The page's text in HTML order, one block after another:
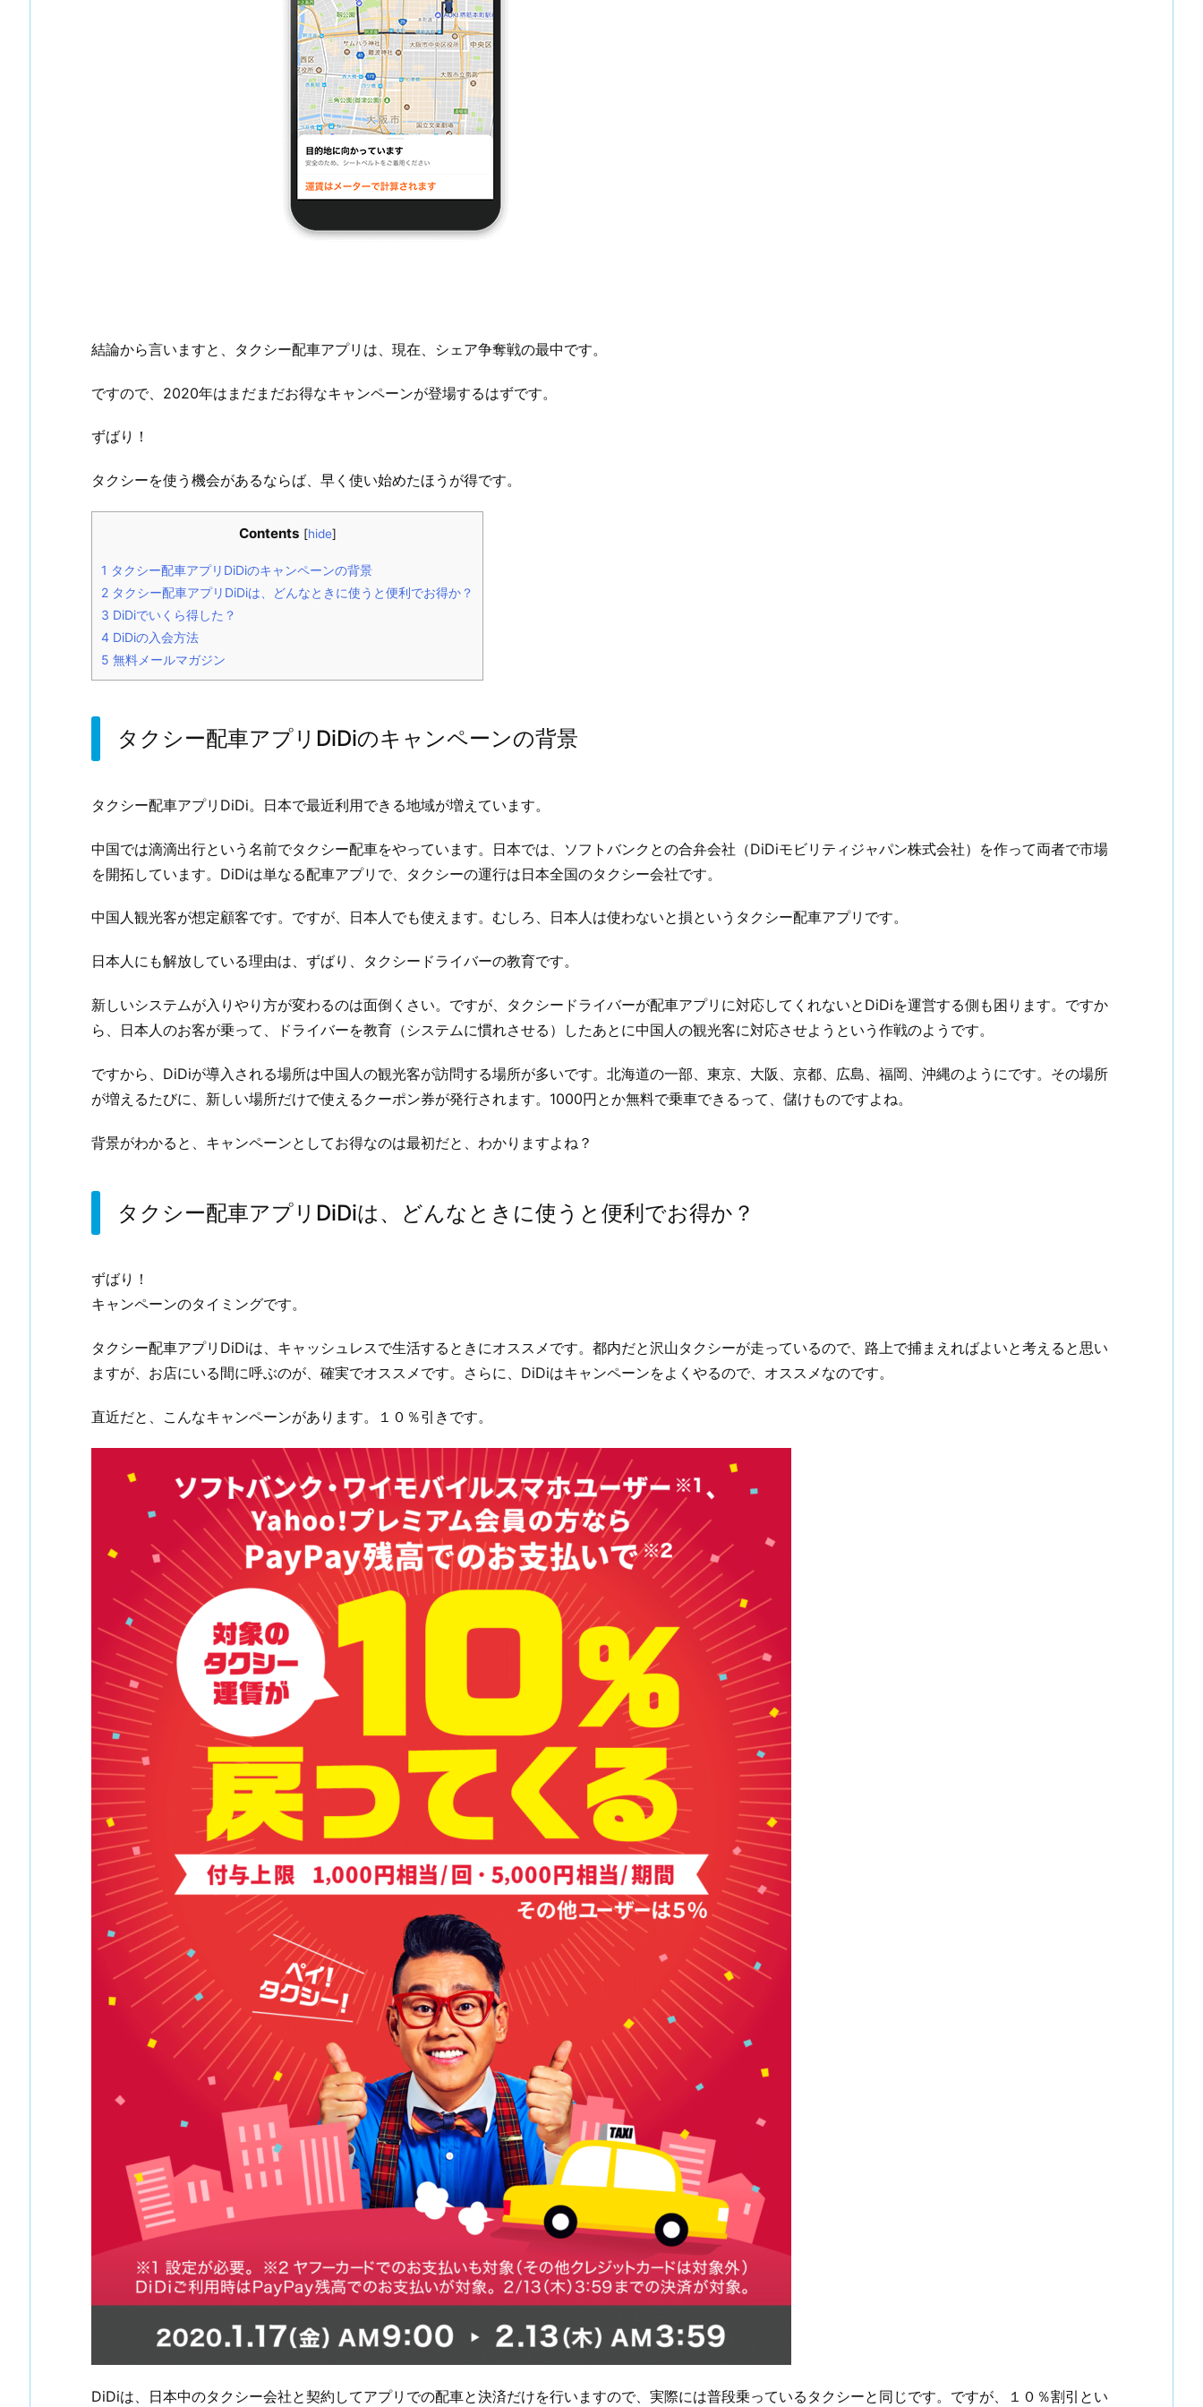
結論から言いますと、タクシー配車アプリは、現在、シェア争奪戦の最中です。
ですので、2020年はまだまだお得なキャンペーンが登場するはずです。
ずばり！
タクシーを使う機会があるならば、早く使い始めたほうが得です。
Contents [hide]
1 タクシー配車アプリDiDiのキャンペーンの背景
2 タクシー配車アプリDiDiは、どんなときに使うと便利でお得か？
3 DiDiでいくら得した？
4 DiDiの入会方法
5 無料メールマガジン
タクシー配車アプリDiDiのキャンペーンの背景
タクシー配車アプリDiDi。日本で最近利用できる地域が増えています。
中国では滴滴出行という名前でタクシー配車をやっています。日本では、ソフトバンクとの合弁会社（DiDiモビリティジャパン株式会社）を作って両者で市場
を開拓しています。DiDiは単なる配車アプリで、タクシーの運行は日本全国のタクシー会社です。
中国人観光客が想定顧客です。ですが、日本人でも使えます。むしろ、日本人は使わないと損というタクシー配車アプリです。
日本人にも解放している理由は、ずばり、タクシードライバーの教育です。
新しいシステムが入りやり方が変わるのは面倒くさい。ですが、タクシードライバーが配車アプリに対応してくれないとDiDiを運営する側も困ります。ですか
ら、日本人のお客が乗って、ドライバーを教育（システムに慣れさせる）したあとに中国人の観光客に対応させようという作戦のようです。
ですから、DiDiが導入される場所は中国人の観光客が訪問する場所が多いです。北海道の一部、東京、大阪、京都、広島、福岡、沖縄のようにです。その場所
が増えるたびに、新しい場所だけで使えるクーポン券が発行されます。1000円とか無料で乗車できるって、儲けものですよね。
背景がわかると、キャンペーンとしてお得なのは最初だと、わかりますよね？
タクシー配車アプリDiDiは、どんなときに使うと便利でお得か？
ずばり！
キャンペーンのタイミングです。
タクシー配車アプリDiDiは、キャッシュレスで生活するときにオススメです。都内だと沢山タクシーが走っているので、路上で捕まえればよいと考えると思い
ますが、お店にいる間に呼ぶのが、確実でオススメです。さらに、DiDiはキャンペーンをよくやるので、オススメなのです。
直近だと、こんなキャンペーンがあります。１０％引きです。
DiDiは、日本中のタクシー会社と契約してアプリでの配車と決済だけを行いますので、実際には普段乗っているタクシーと同じです。ですが、１０％割引とい